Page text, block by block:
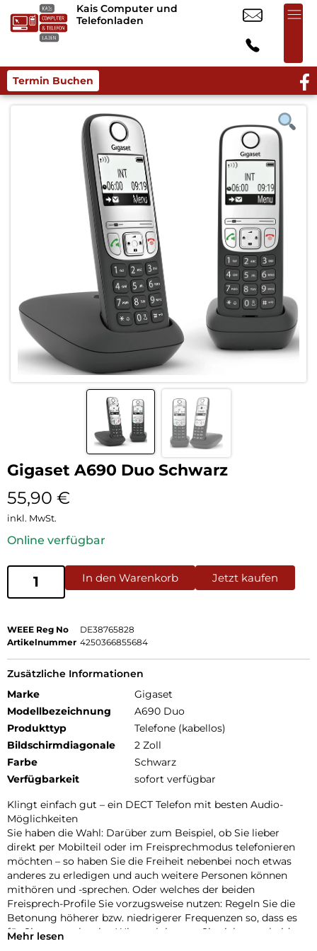
Kais Computer und
Telefonladen
Termin Buchen
Gigaset A690 Duo Schwarz
55,90 €
inkl. MwSt.
Online verfügbar
In den Warenkorb Jetzt kaufen
WEEE Reg No
DE38765828
Artikelnummer 4250366855684
Zusätzliche Informationen
Marke
Gigaset
Modellbezeichnung
A690 Duo
Produkttyp
Telefone (kabellos)
Bildschirmdiagonale
2 Zoll
Farbe
Schwarz
Verfügbarkeit
sofort verfügbar
Klingt einfach gut – ein DECT Telefon mit besten Audio-
Möglichkeiten
Sie haben die Wahl: Darüber zum Beispiel, ob Sie lieber
direkt per Mobilteil oder im Freisprechmodus telefonieren
möchten – so haben Sie die Freiheit nebenbei noch etwas
anderes zu erledigen und auch weitere Personen können
mithören und -sprechen. Oder welches der beiden
Freisprech-Profile Sie vorzugsweise nutzen: Regeln Sie die
Betonung höherer bzw. niedrigerer Frequenzen so, dass es
für Sie angenehm ist. Wie auch immer Sie sich entscheiden –
Mehr lesen